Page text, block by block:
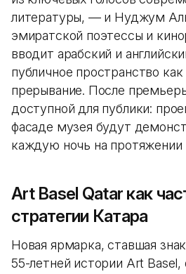
литературы, — и Нуджум
эмиратской поэтессы и
вводит арабский и
публичное пространство
прерывание. После
доступной для публики:
фасаде музея будут
каждую ночь на протяжении
Art Basel Qatar как
стратегии Катара
Новая ярмарка, ставшая
55-летней истории Art Basel,